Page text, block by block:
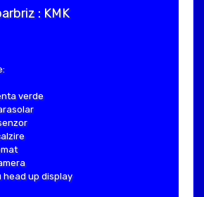
: KMK
verde
head up display